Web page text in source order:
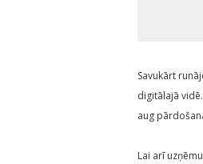
Savukārt
digitālajā
aug
Lai arī